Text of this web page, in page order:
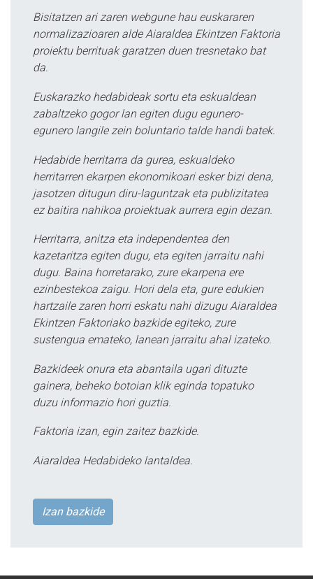
Bisitatzen ari zaren webgune hau euskararen
normalizazioaren alde Aiaraldea Ekintzen Faktoria
proiektu berrituak garatzen duen tresnetako bat
da.
Euskarazko hedabideak sortu eta eskualdean
zabaltzeko gogor lan egiten dugu egunero-
egunero langile zein boluntario talde handi batek.
Hedabide herritarra da gurea, eskualdeko
herritarren ekarpen ekonomikoari esker bizi dena,
jasotzen ditugun diru-laguntzak eta publizitatea
ez baitira nahikoa proiektuak aurrera egin dezan.
Herritarra, anitza eta independentea den
kazetaritza egiten dugu, eta egiten jarraitu nahi
dugu. Baina horretarako, zure ekarpena ere
ezinbestekoa zaigu. Hori dela eta, gure edukien
hartzaile zaren horri eskatu nahi dizugu Aiaraldea
Ekintzen Faktoriako bazkide egiteko, zure
sustengua emateko, lanean jarraitu ahal izateko.
Bazkideek onura eta abantaila ugari dituzte
gainera, beheko botoian klik eginda topatuko
duzu informazio hori guztia.
Faktoria izan, egin zaitez bazkide.
Aiaraldea Hedabideko lantaldea.
Izan bazkide